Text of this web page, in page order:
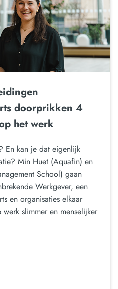
doorprikken 4
het werk
En kan je dat eigenlijk
Min Huet (Aquafin) en
School) gaan
Werkgever, een
en organisaties elkaar
slimmer en menselijker